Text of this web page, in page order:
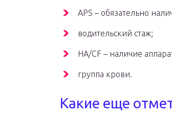
APS – обязательно
водительский стаж;
HA/CF – наличие
группа крови.
Какие еще